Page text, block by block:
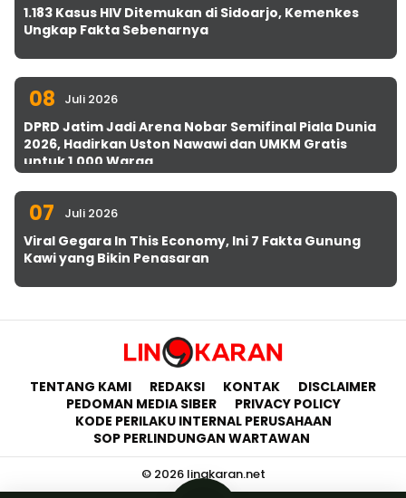
1.183 Kasus HIV Ditemukan di Sidoarjo, Kemenkes
Ungkap Fakta Sebenarnya
08 Juli 2026
DPRD Jatim Jadi Arena Nobar Semifinal Piala Dunia
2026, Hadirkan Uston Nawawi dan UMKM Gratis
untuk 1.000 Warga
07 Juli 2026
Viral Gegara In This Economy, Ini 7 Fakta Gunung
Kawi yang Bikin Penasaran
TENTANG KAMI REDAKSI KONTAK
DISCLAIMER
PEDOMAN MEDIA SIBER
PRIVACY POLICY
KODE PERILAKU INTERNAL PERUSAHAAN
SOP PERLINDUNGAN WARTAWAN
© 2026 lingkaran.net